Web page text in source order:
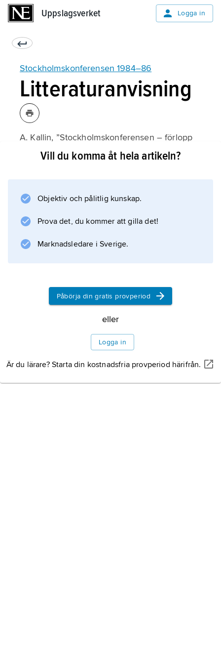
Uppslagsverket Logga in
Stockholmskonferensen 1984–86
Litteraturanvisning
A. Kallin, ”Stockholmskonferensen – förlopp
och resultat”,
Information om artikeln
Vill du komma åt hela artikeln?
Objektiv och pålitlig kunskap.
Prova det, du kommer att gilla det!
Marknadsledare i Sverige.
Påbörja din gratis provperiod
eller
Logga in
Är du lärare? Starta din kostnadsfria provperiod härifrån.